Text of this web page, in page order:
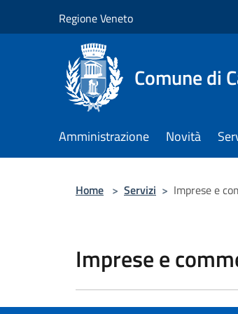
Regione Veneto
Comune di
Amministrazione Novità
Home > Servizi > Imprese e
Imprese e